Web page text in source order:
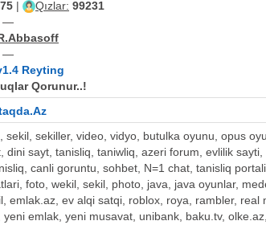
| Qızlar: 99231
—
—
Reyting
Qorunur..!
sekiller, video, vidyo, butulka oyunu, opus
sayt, tanisliq, taniwliq, azeri forum, evlilik
canli goruntu, sohbet, N=1 chat, tanisliq
foto, wekil, sekil, photo, java, java oyunlar,
ev alqi satqi, roblox, roya, rambler, real
emlak, yeni musavat, unibank, baku.tv,